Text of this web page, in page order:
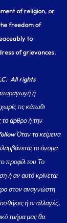
of religion, or
freedom of
to
of grievances.
. All rights
ή
τις κάτωθι
άρθρο ή την
Όταν τα κείμενα
το όνομα
προφίλ του Το
ή αν αυτό κρίνεται
στον αναγνώστη
ή οι αλλαγές.
τμήμα μας θα